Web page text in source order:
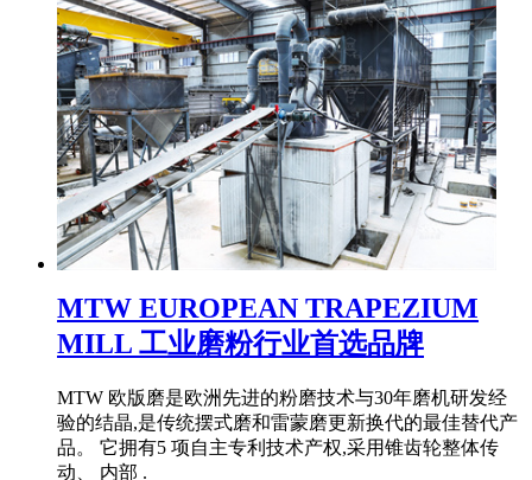
MTW EUROPEAN TRAPEZIUM
MILL 工业磨粉行业首选品牌
MTW 欧版磨是欧洲先进的粉磨技术与30年磨机研发经
验的结晶,是传统摆式磨和雷蒙磨更新换代的最佳替代产
品。 它拥有5 项自主专利技术产权,采用锥齿轮整体传
动、 内部 .